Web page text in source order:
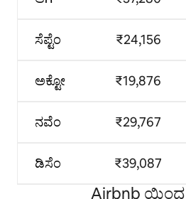
ಸೆಪ್ಟೆಂ
ಅಕ್ಟೋ
ನವೆಂ
ಡಿಸೆಂ
₹24,156
₹19,876
₹29,767
₹39,087
Airbnb ಯಿಂದ